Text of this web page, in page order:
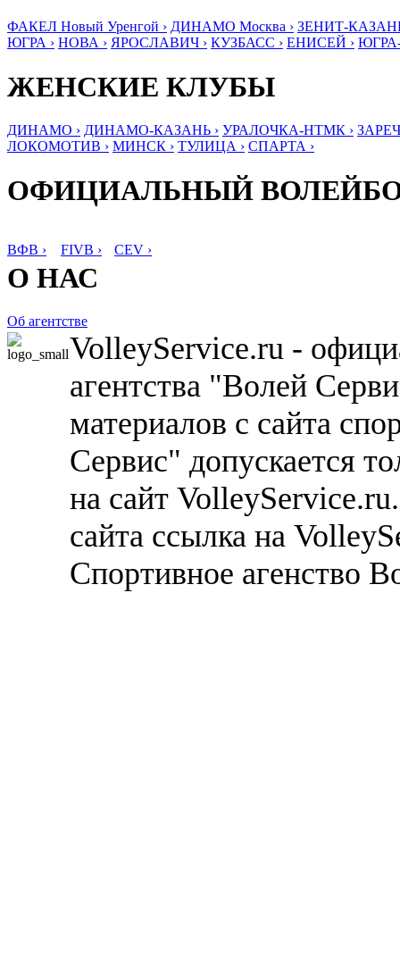
ФАКЕЛ Новый Уренгой › ДИНАМО Москва › ЗЕНИТ-
ЮГРА › НОВА › ЯРОСЛАВИЧ › КУЗБАСС › ЕНИСЕЙ ›
ЖЕНСКИЕ КЛУБЫ
ДИНАМО › ДИНАМО-КАЗАНЬ › УРАЛОЧКА-НТМК ›
ЛОКОМОТИВ › МИНСК › ТУЛИЦА › СПАРТА ›
ОФИЦИАЛЬНЫЙ
ВФВ › FIVB › CEV ›
О НАС
Об агентстве
VolleyService.ru -
агентства "Волей
материалов с сайта
Сервис" допускается
на сайт
сайта ссылка на
Спортивное агенство